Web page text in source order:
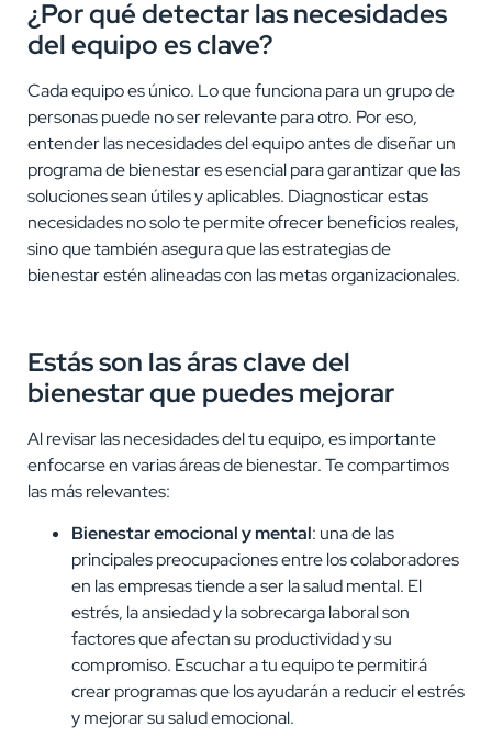
¿Por qué detectar las necesidades
del equipo es clave?
Cada equipo es único. Lo que funciona para un grupo de
personas puede no ser relevante para otro. Por eso,
entender las necesidades del equipo antes de diseñar un
programa de bienestar es esencial para garantizar que las
soluciones sean útiles y aplicables. Diagnosticar estas
necesidades no solo te permite ofrecer beneficios reales,
sino que también asegura que las estrategias de
bienestar estén alineadas con las metas organizacionales.
Estás son las áras clave del
bienestar que puedes mejorar
Al revisar las necesidades del tu equipo, es importante
enfocarse en varias áreas de bienestar. Te compartimos
las más relevantes:
Bienestar emocional y mental: una de las
principales preocupaciones entre los colaboradores
en las empresas tiende a ser la salud mental. El
estrés, la ansiedad y la sobrecarga laboral son
factores que afectan su productividad y su
compromiso. Escuchar a tu equipo te permitirá
crear programas que los ayudarán a reducir el estrés
y mejorar su salud emocional.